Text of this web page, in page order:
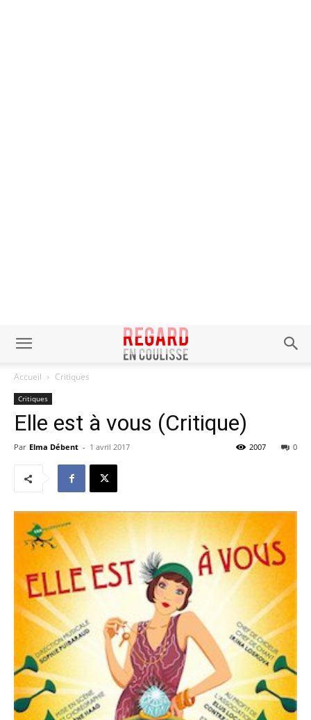
Accueil Critiques
Critiques
Elle est à vous (Critique)
Par Elma Débent - 1 avril 2017 0
2007